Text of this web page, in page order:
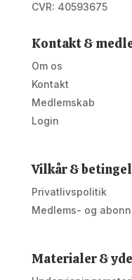
CVR: 40593675
Kontakt &
Om os
Kontakt
Medlemskab
Login
Vilkår &
Privatlivspolitik
Medlems- og
Materialer &